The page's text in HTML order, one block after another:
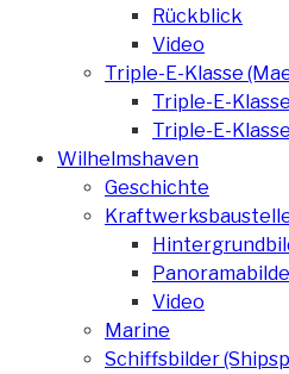
Rückblick
Video
Triple-E-Klasse
Triple-E-
Triple-E-
Wilhelmshaven
Geschichte
Video
Marine
Schiffsbilder